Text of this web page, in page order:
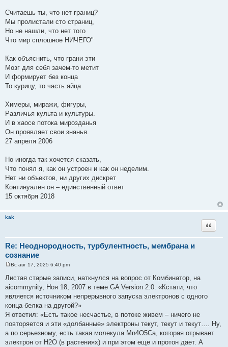
Считаешь ты, что нет границ?
Мы пролистали сто страниц,
Но не нашли, что нет того
Что мир сплошное НИЧЕГО"
Как объяснить, что грани эти
Мозг для себя зачем-то метит
И формирует без конца
То курицу, то часть яйца
Химеры, миражи, фигуры,
Различья культа и культуры.
И в хаосе потока мирозданья
Он проявляет свои знанья.
27 апреля 2006
Но иногда так хочется сказать,
Что понял я, как он устроен и как он неделим.
Нет ни объектов, ни других дискрет
Континуален он – единственный ответ
15 октября 2018
kak
Re: Неоднородность, турбулентность, мембрана и
сознание
Цитата
о
б
е
н
е
Вс авг 17, 2025 6:40 pm
Листая старые записи, наткнулся на вопрос от Комбинатор, на
aicommynity, Ноя 18, 2007 в теме GA Version 2.0: «Кстати, что
является источником непрерывного запуска электронов с одного
конца белка на другой?»
Я ответил: «Есть такое несчастье, в потоке живем – ничего не
повторяется и эти «долбанные» электроны текут, текут и текут…. Ну,
а по серьезному, есть такая молекула Mn4O5Ca, которая отрывает
электрон от Н2О (в растениях) и при этом еще и протон дает. А